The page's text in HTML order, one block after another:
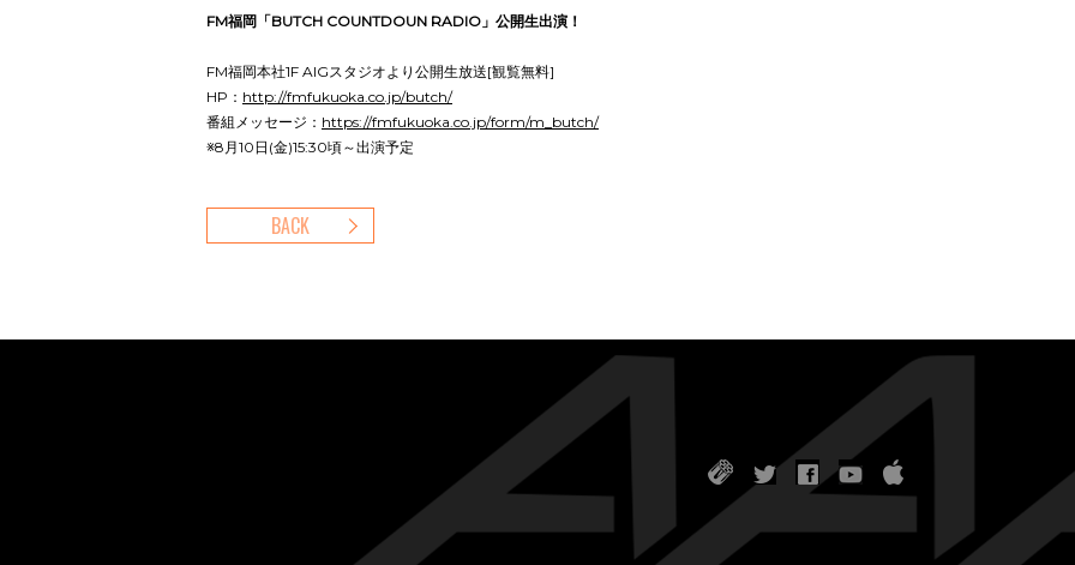
FM福岡「BUTCH COUNTDOUN RADIO」公開生出演！
FM福岡本社1F AIGスタジオより公開生放送[観覧無料]
HP： http://fmfukuoka.co.jp/butch/
番組メッセージ： https://fmfukuoka.co.jp/form/m_butch/
※8月10日(金)15:30頃～出演予定
BACK